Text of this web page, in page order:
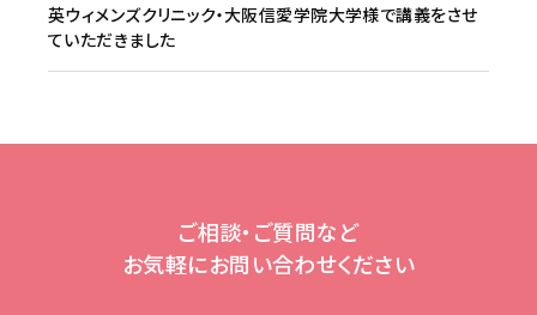
英ウィメンズクリニック・大阪信愛学院大学様で講義をさせ
ていただきました
ご相談・ご質問など
お気軽にお問い合わせください